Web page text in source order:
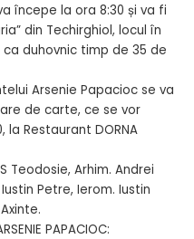
începe la ora 8:30 și va fi
din Techirghiol, locul în
duhovnic timp de 35 de
Arsenie Papacioc se va
de carte, ce se vor
la Restaurant DORNA
Teodosie, Arhim. Andrei
Petre, Ierom. Iustin
PAPACIOC: